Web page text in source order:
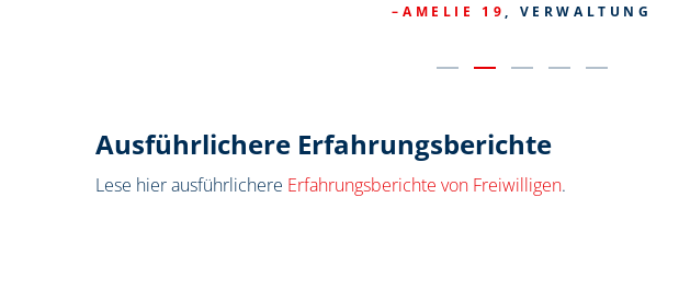
AMELIE 19, VERWALTUNG
Ausführlichere Erfahrungsberichte
Lese hier ausführlichere Erfahrungsberichte von Freiwilligen.